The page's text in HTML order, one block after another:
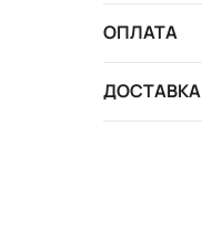
ОПЛАТА
ДОСТАВКА